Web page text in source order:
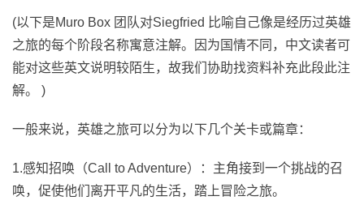
(以下是Muro Box 团队对Siegfried 比喻自己像是经历过英雄
之旅的每个阶段名称寓意注解。因为国情不同，中文读者可
能对这些英文说明较陌生，故我们协助找资料补充此段此注
解。 )
一般来说，英雄之旅可以分为以下几个关卡或篇章：
1.感知招唤（Call to Adventure）：主角接到一个挑战的召
唤，促使他们离开平凡的生活，踏上冒险之旅。